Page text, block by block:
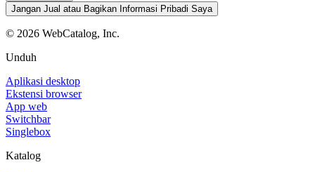
Jangan Jual atau Bagikan Informasi Pribadi Saya
© 2026 WebCatalog, Inc.
Unduh
Aplikasi desktop
Ekstensi browser
App web
Switchbar
Singlebox
Katalog